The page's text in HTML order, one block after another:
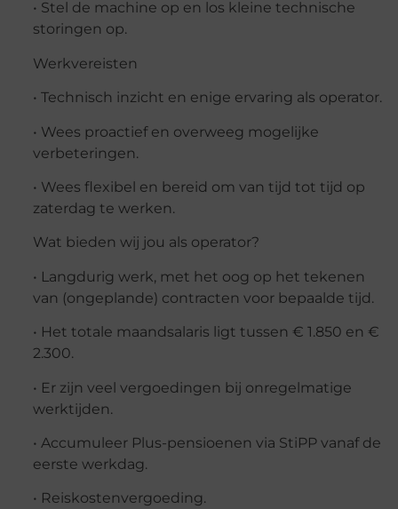
• Stel de machine op en los kleine technische
storingen op.
Werkvereisten
• Technisch inzicht en enige ervaring als operator.
• Wees proactief en overweeg mogelijke
verbeteringen.
• Wees flexibel en bereid om van tijd tot tijd op
zaterdag te werken.
Wat bieden wij jou als operator?
• Langdurig werk, met het oog op het tekenen
van (ongeplande) contracten voor bepaalde tijd.
• Het totale maandsalaris ligt tussen € 1.850 en €
2.300.
• Er zijn veel vergoedingen bij onregelmatige
werktijden.
• Accumuleer Plus-pensioenen via StiPP vanaf de
eerste werkdag.
• Reiskostenvergoeding.